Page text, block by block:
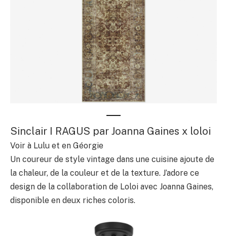
Sinclair I RAGUS par Joanna Gaines x loloi
Voir à Lulu et en Géorgie
Un coureur de style vintage dans une cuisine ajoute de
la chaleur, de la couleur et de la texture. J’adore ce
design de la collaboration de Loloi avec Joanna Gaines,
disponible en deux riches coloris.